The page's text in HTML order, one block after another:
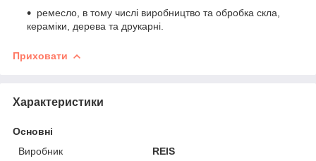
ремесло, в тому числі виробництво та обробка скла,
кераміки, дерева та друкарні.
Приховати
Характеристики
Основні
Виробник
REIS